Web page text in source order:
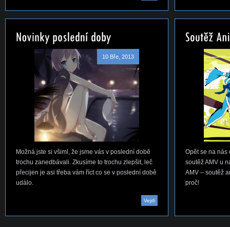
10 Bře, 2013
Možná jste si všiml, že jsme vás v poslední době
trochu zanedbávali. Zkusíme to trochu zlepšit, leč
přecijen je asi třeba vám říct co se v poslední době
událo.
Vejdi
Opět se na nás
soutěž AMV u
AMV – soutěž
proč!